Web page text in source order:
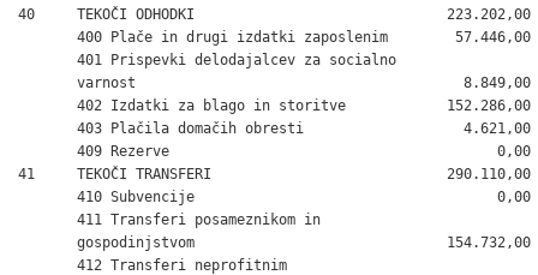
40     TEKOČI ODHODKI                              223.202,00
       400 Plače in drugi izdatki zaposlenim        57.446,00
       401 Prispevki delodajalcev za socialno
       varnost                                       8.849,00
       402 Izdatki za blago in storitve            152.286,00
       403 Plačila domačih obresti                   4.621,00
       409 Rezerve                                       0,00
41     TEKOČI TRANSFERI                            290.110,00
       410 Subvencije                                    0,00
       411 Transferi posameznikom in
       gospodinjstvom                              154.732,00
       412 Transferi neprofitnim